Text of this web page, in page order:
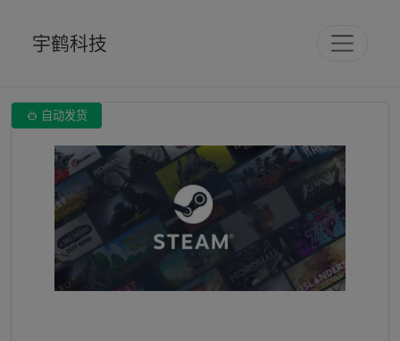
宇鹤科技
 自动发货